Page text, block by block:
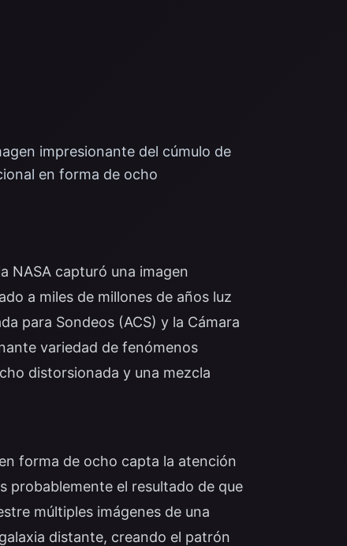
impresionante del cúmulo de
en forma de ocho
NASA capturó una imagen
a miles de millones de años luz
para Sondeos (ACS) y la Cámara
variedad de fenómenos
distorsionada y una mezcla
forma de ocho capta la atención
probablemente el resultado de que
múltiples imágenes de una
distante, creando el patrón